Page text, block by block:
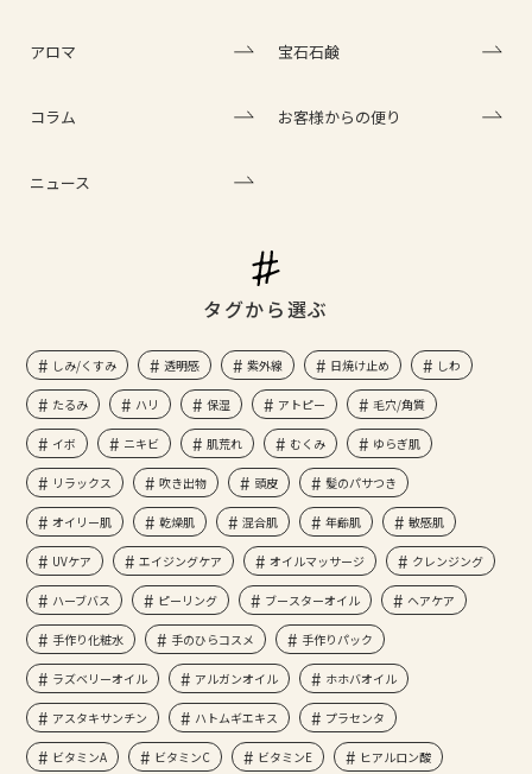
アロマ 宝石石鹸
コラム お客様からの便り
ニュース
タグから選ぶ
しみ/くすみ 透明感 紫外線 日焼け止め しわ
たるみ ハリ 保湿 アトピー 毛穴/角質
イボ ニキビ 肌荒れ むくみ ゆらぎ肌
リラックス 吹き出物 頭皮 髪のパサつき
オイリー肌 乾燥肌 混合肌 年齢肌 敏感肌
UVケア エイジングケア オイルマッサージ クレンジング
ハーブバス ピーリング ブースターオイル ヘアケア
手作り化粧水 手のひらコスメ 手作りパック
ラズベリーオイル アルガンオイル ホホバオイル
アスタキサンチン ハトムギエキス プラセンタ
ビタミンA ビタミンC ビタミンE ヒアルロン酸